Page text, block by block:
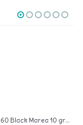
M-8-4560 Black Marea 10 gram